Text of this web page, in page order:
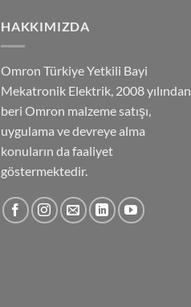
HAKKIMIZDA
Omron Türkiye Yetkili Bayi
Mekatronik Elektrik, 2008 yılından
beri Omron malzeme satışı,
uygulama ve devreye alma
konuların da faaliyet
göstermektedir.